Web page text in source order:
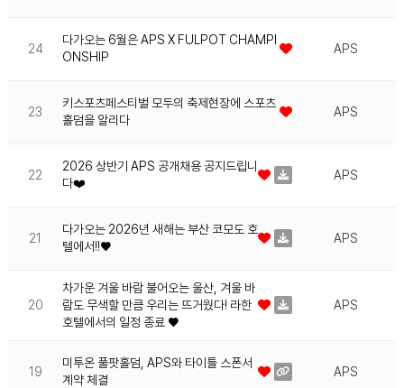
24
다가오는 6월은 APS X FULPOT CHAMPI
ONSHIP
APS
23
키스포츠페스티벌 모두의 축제현장에 스포츠
홀덤을 알리다
APS
22
2026 상반기 APS 공개채용 공지드립니
다❤️
APS
21
다가오는 2026년 새해는 부산 코모도 호
텔에서!!♥
APS
20
차가운 겨울 바람 불어오는 울산, 겨울 바
람도 무색할 만큼 우리는 뜨거웠다! 라한
호텔에서의 일정 종료 ♥
APS
19
미투온 풀팟홀덤, APS와 타이틀 스폰서
계약 체결
APS